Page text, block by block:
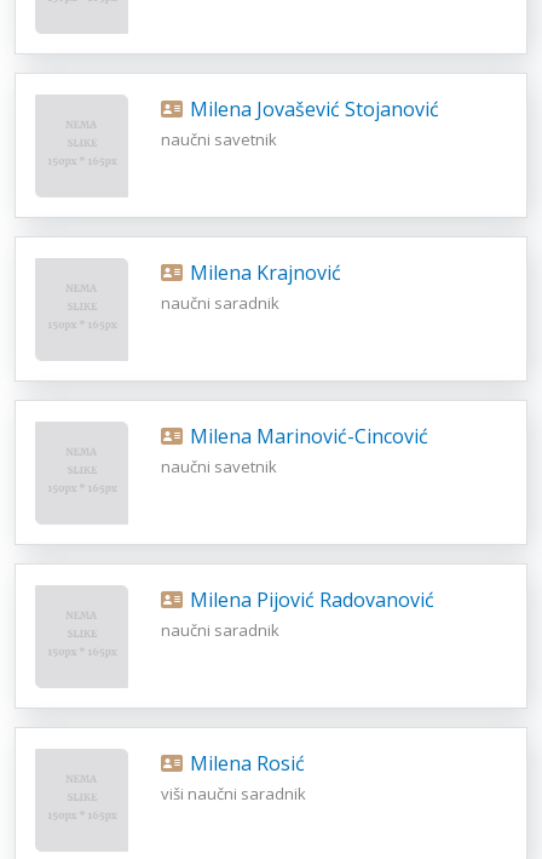
Milena Jovašević Stojanović
naučni savetnik
Milena Krajnović
naučni saradnik
Milena Marinović-Cincović
naučni savetnik
Milena Pijović Radovanović
naučni saradnik
Milena Rosić
viši naučni saradnik